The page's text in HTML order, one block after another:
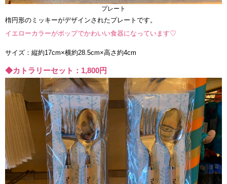
プレート
楕円形のミッキーがデザインされたプレートです。
イエローカラーがポップでかわいい食器になっています♡
サイズ：縦約17cm×横約28.5cm×高さ約4cm
◆カトラリーセット：1,800円